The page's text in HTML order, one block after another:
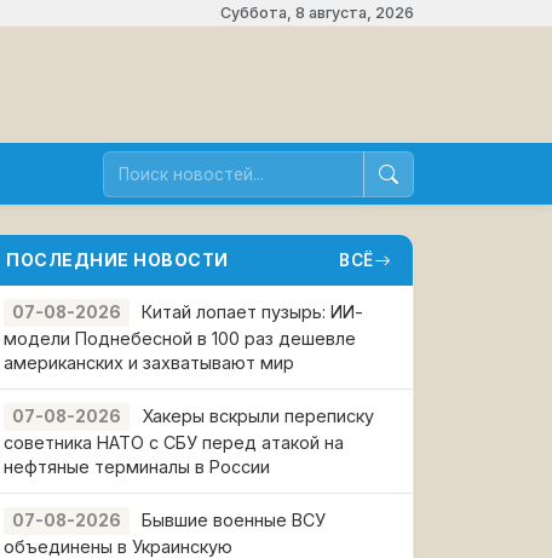
Суббота, 8 августа, 2026
ПОСЛЕДНИЕ НОВОСТИ ВСЁ
07-08-2026
Китай лопает пузырь: ИИ-
модели Поднебесной в 100 раз дешевле
американских и захватывают мир
07-08-2026
Хакеры вскрыли переписку
советника НАТО с СБУ перед атакой на
нефтяные терминалы в России
07-08-2026
Бывшие военные ВСУ
объединены в Украинскую